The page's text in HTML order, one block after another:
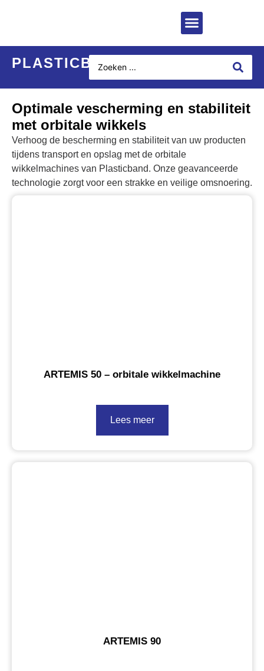
PLASTICBAND
Optimale vescherming en stabiliteit
met orbitale wikkels
Verhoog de bescherming en stabiliteit van uw producten
tijdens transport en opslag met de orbitale
wikkelmachines van Plasticband. Onze geavanceerde
technologie zorgt voor een strakke en veilige omsnoering.
ARTEMIS 50 – orbitale wikkelmachine
Lees meer
ARTEMIS 90